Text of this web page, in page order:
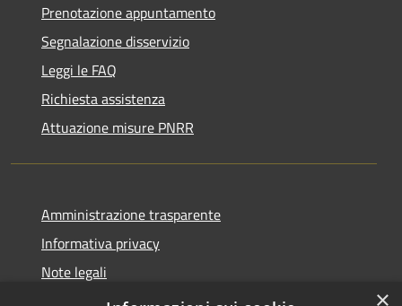
Prenotazione appuntamento
Segnalazione disservizio
Leggi le FAQ
Richiesta assistenza
Attuazione misure PNRR
Amministrazione trasparente
Informativa privacy
Note legali
Dichiarazione di accessibilità
×